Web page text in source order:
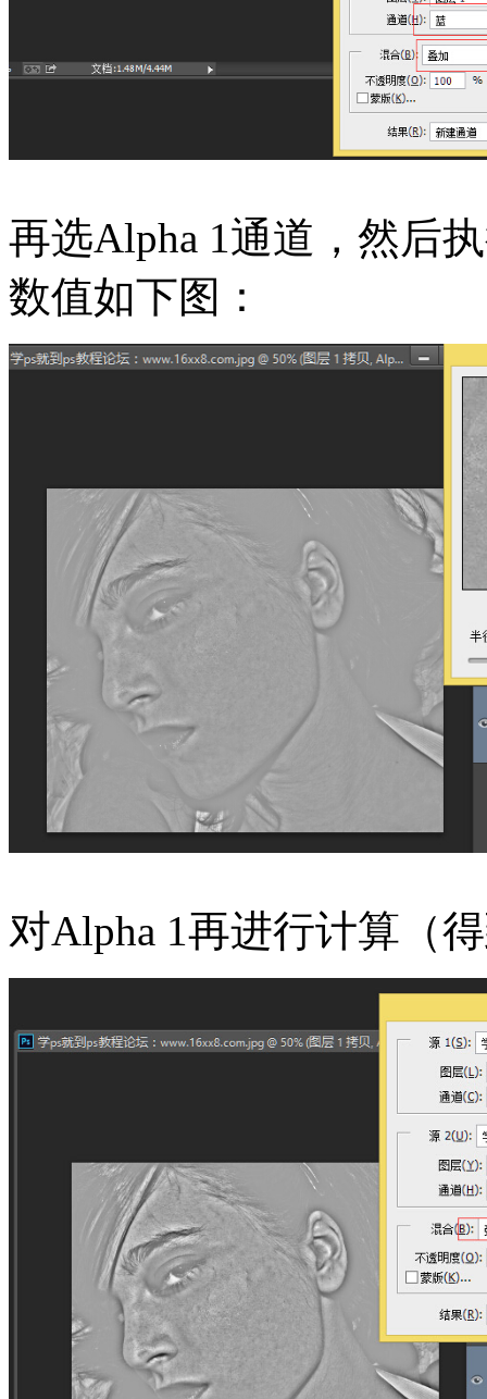
再选Alpha 1通道，然后
数值如下图：
对Alpha 1再进行计算（